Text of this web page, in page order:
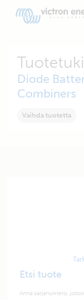
Tuotetuki
Diode
Combiners
Vaihda tuotetta
Etsi tuote
Anna sarjanumero,